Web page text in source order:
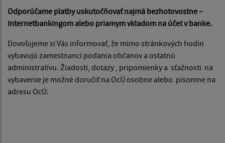
Odporúčame platby uskutočňovať najmä bezhotovostne –
internetbankingom alebo priamym vkladom na účet v banke.
Dovoľujeme si Vás informovať, že mimo stránkových hodín
vybavujú zamestnanci podania občanov a ostatnú
administratívu. Žiadosti, dotazy , pripomienky a sťažnosti na
vybavenie je možné doručiť na OcÚ osobne alebo písomne na
adresu OcÚ.